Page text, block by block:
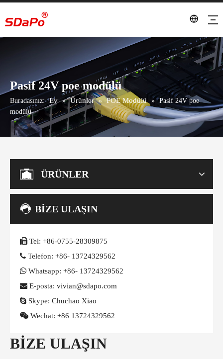
Pasif 24V poe modülü
Buradasınız: Ev » Ürünler » POE Modülü » Pasif 24V poe
modülü
ÜRÜNLER
BİZE ULAŞIN
 Tel: +86-0755-28309875
 Telefon: +86- 13724329562
 Whatsapp: +86- 13724329562
 E-posta: vivian@sdapo.com
 Skype: Chuchao Xiao
 Wechat: +86 13724329562
BİZE ULAŞIN